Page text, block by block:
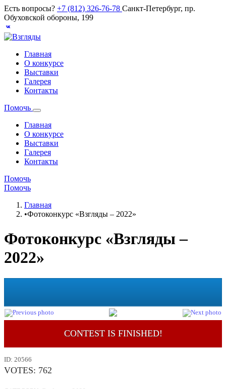
Есть вопросы? +7 (812) 326-76-78 Санкт-Петербург, пр.
Обуховской обороны, 199
Главная
О конкурсе
Выставки
Галерея
Контакты
Помочь
Главная
О конкурсе
Выставки
Галерея
Контакты
Помочь
Помочь
Главная
•Фотоконкурс «Взгляды – 2022»
Фотоконкурс «Взгляды –
2022»
CONTEST IS FINISHED!
ID: 20566
VOTES: 762